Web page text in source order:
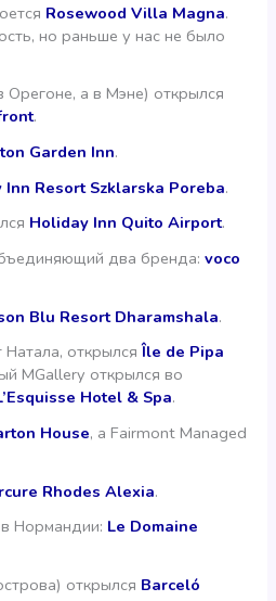
Rosewood Villa Magna.
но раньше у нас не было
а в Мэне) открылся
.
Garden Inn.
Inn Resort Szklarska Poreba.
Holiday Inn Quito Airport.
два бренда:voco
Blu Resort Dharamshala.
Натала, открылсяÎle de Pipa
MGallery открылся во
Hotel & Spa.
House, a Fairmont Managed
Rhodes Alexia.
Нормандии: Le Domaine
открылся Barceló